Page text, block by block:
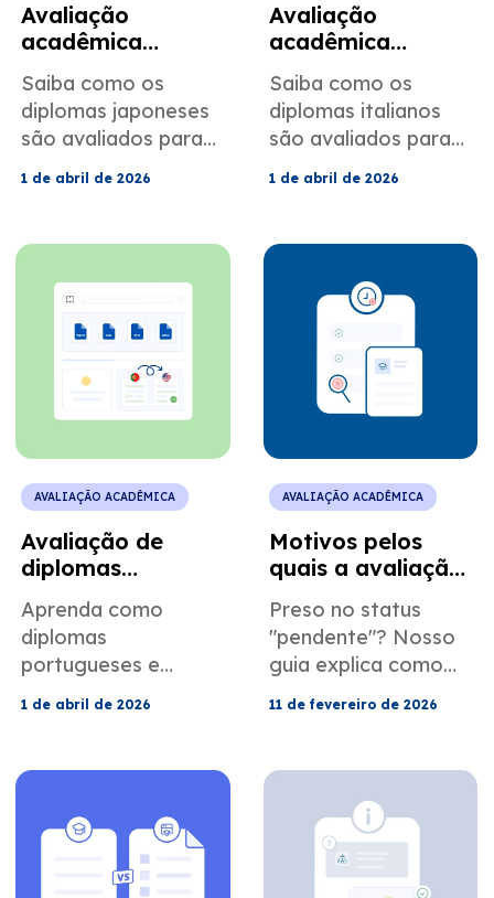
Avaliação
acadêmica
japonesa para
vistos
profissionais
especializados
Saiba como os
diplomas japoneses
são avaliados para
os vistos H-1B e O-1.
Gakushi, a
conversão de
créditos e os
requisitos do USCIS
para evitar atrasos.
1 de abril de 2026
Avaliação
acadêmica
italiana para
candidaturas a
programas de
pós-graduação
Saiba como os
diplomas italianos
são avaliados para
fins de pós-
equivalência do
Laurea, a conversão
de ECTS, o
mapeamento do
GPA e os
documentos
necessários.
1 de abril de 2026
AVALIAÇÃO ACADÊMICA
Avaliação de
diplomas
fins de
licenciamento
profissional global
Aprenda como
diplomas
portugueses e
equivalência de
documentos
necessários e como
evitar erros comuns.
1 de abril de 2026
AVALIAÇÃO ACADÊMICA
Motivos pelos
quais a avaliação
credenciais pode
ser atrasada
Preso no status
"pendente"? Nosso
guia explica como
seu relatório.
Descubra como
evitar erros de
tradução e lacunas
na documentação
11 de fevereiro de 2026